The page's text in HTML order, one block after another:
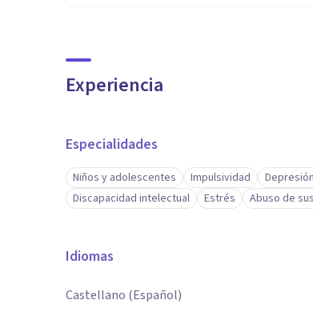
Experiencia
Especialidades
Niños y adolescentes Impulsividad Depresión
Discapacidad intelectual
Estrés Abuso de
Idiomas
Castellano (Español)